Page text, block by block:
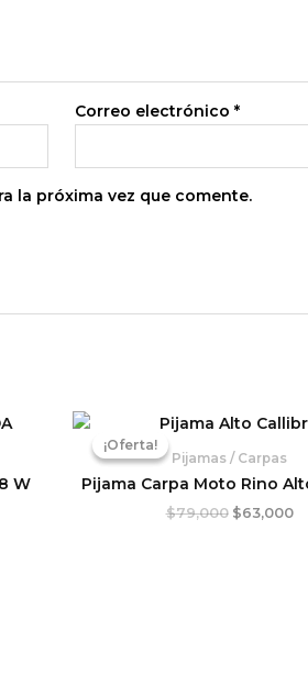
Correo electrónico *
la próxima vez que comente.
W
¡Oferta!
¡Oferta!
Pijamas / Carpas
Pijama Carpa Moto Rino
$79,000
El
original
$79,000.
$63,000
El